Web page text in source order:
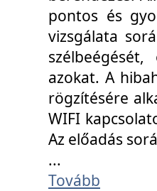
pontos és
vizsgálata
azokat. A
rögzítésére
WIFI
Az előadás
...
Tovább